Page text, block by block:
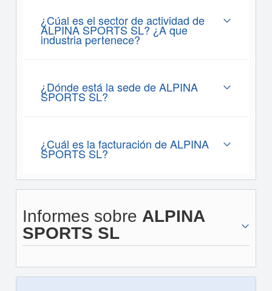
¿Cúal es el sector de actividad de
ALPINA SPORTS SL? ¿A que
industria pertenece?
¿Dónde está la sede de ALPINA
SPORTS SL?
¿Cuál es la facturación de ALPINA
SPORTS SL?
Informes sobre ALPINA
SPORTS SL